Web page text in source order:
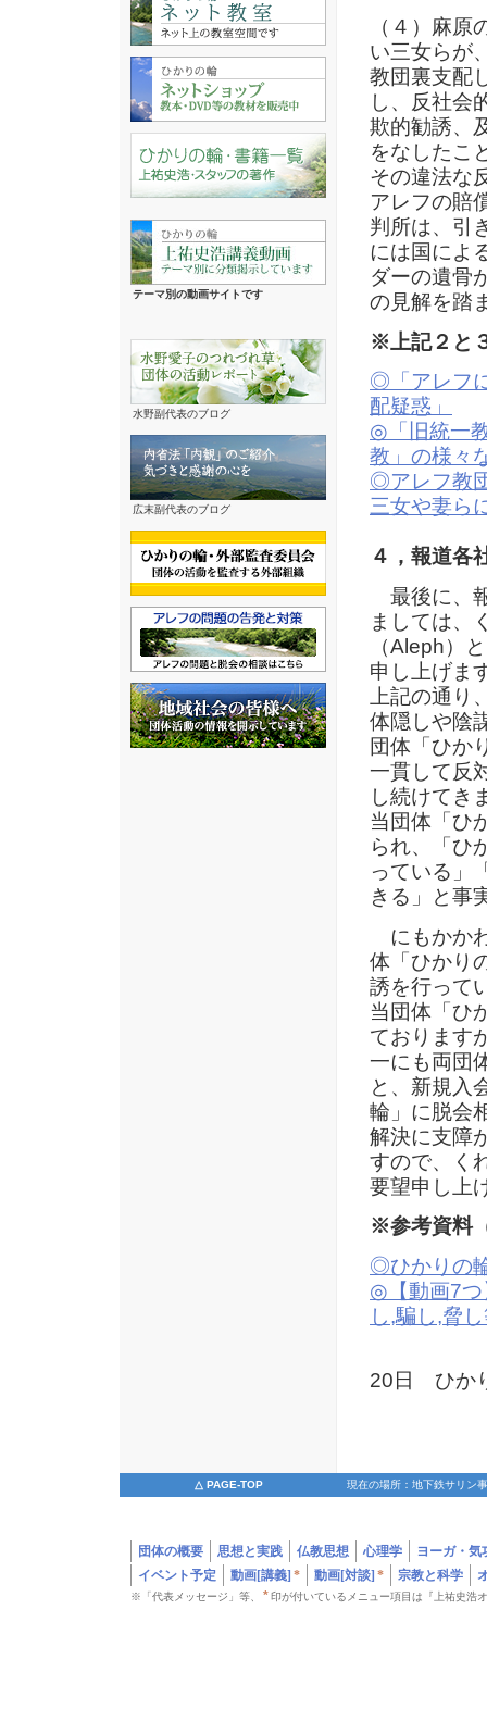
（４）麻
い三女らが
教団裏支配
し、反社会
欺的勧誘、
をなしたこ
その違法な
アレフの賠
判所は、引
には国によ
ダーの遺骨
の見解を踏
※上記２と
◎「アレフ
配疑惑」
◎「旧統一
教」の様々
◎アレフ教
三女や妻ら
４，報道各
最後に、
ましては、
（Aleph）
申し上げま
上記の通
体隠しや陰
団体「ひか
一貫して反
し続けてき
当団体「ひ
られ、「ひ
っている」
きる」と事
にもかか
体「ひかり
誘を行って
当団体「ひ
ております
一にも両団
と、新規入
輪」に脱会
解決に支障
すので、く
要望申し上
※参考資料
◎ひかりの
◎【動画7つ
し,騙し,脅
20日 ひか
テーマ別の動画サイトです
水野副代表のブログ
広末副代表のブログ
△ PAGE-TOP 現在の場所：地下鉄サリン
団体の概要 思想と実践 仏教思想 心理学
ヨーガ・気
イベント予定
動画[講義] * 動画[対談] * 宗教と科学
※「代表メッセージ」等、 *印が付いているメニュー項目は『上祐史浩